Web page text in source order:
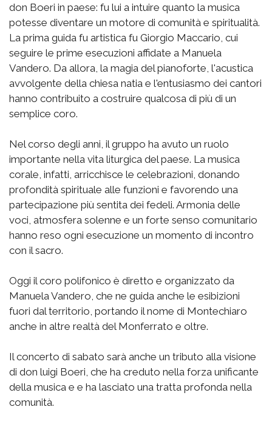
don Boeri in paese: fu lui a intuire quanto la musica
potesse diventare un motore di comunità e spiritualità.
La prima guida fu artistica fu Giorgio Maccario, cui
seguire le prime esecuzioni affidate a Manuela
Vandero. Da allora, la magia del pianoforte, l'acustica
avvolgente della chiesa natia e l'entusiasmo dei cantori
hanno contribuito a costruire qualcosa di più di un
semplice coro.
Nel corso degli anni, il gruppo ha avuto un ruolo
importante nella vita liturgica del paese. La musica
corale, infatti, arricchisce le celebrazioni, donando
profondità spirituale alle funzioni e favorendo una
partecipazione più sentita dei fedeli. Armonia delle
voci, atmosfera solenne e un forte senso comunitario
hanno reso ogni esecuzione un momento di incontro
con il sacro.
Oggi il coro polifonico è diretto e organizzato da
Manuela Vandero, che ne guida anche le esibizioni
fuori dal territorio, portando il nome di Montechiaro
anche in altre realtà del Monferrato e oltre.
Il concerto di sabato sarà anche un tributo alla visione
di don luigi Boeri, che ha creduto nella forza unificante
della musica e e ha lasciato una tratta profonda nella
comunità.